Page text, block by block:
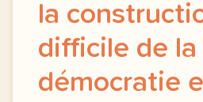
la
difficile de la
démocratie